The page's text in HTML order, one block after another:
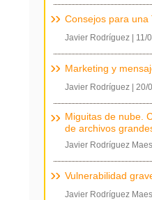
Consejos para una
Javier Rodríguez 11/
Marketing y
Javier Rodríguez 20/
Miguitas de nube.
de archivos
Javier Rodríguez
Vulnerabilidad
Javier Rodríguez